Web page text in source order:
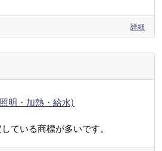
詳細
明・加熱・給水)
ている商標が多いです。